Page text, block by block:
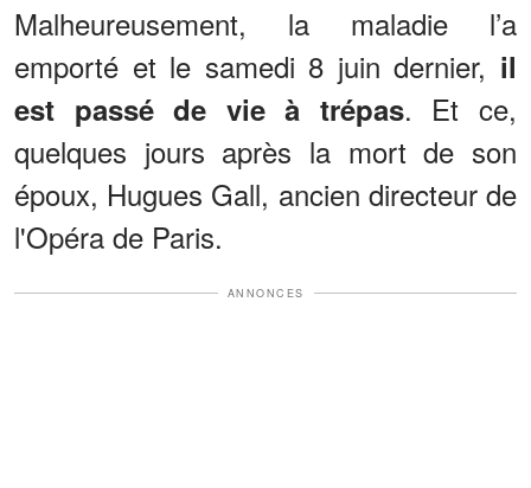
Malheureusement, la maladie l’a
emporté et le samedi 8 juin dernier, il
est passé de vie à trépas. Et ce,
quelques jours après la mort de son
époux, Hugues Gall, ancien directeur de
l'Opéra de Paris.
ANNONCES